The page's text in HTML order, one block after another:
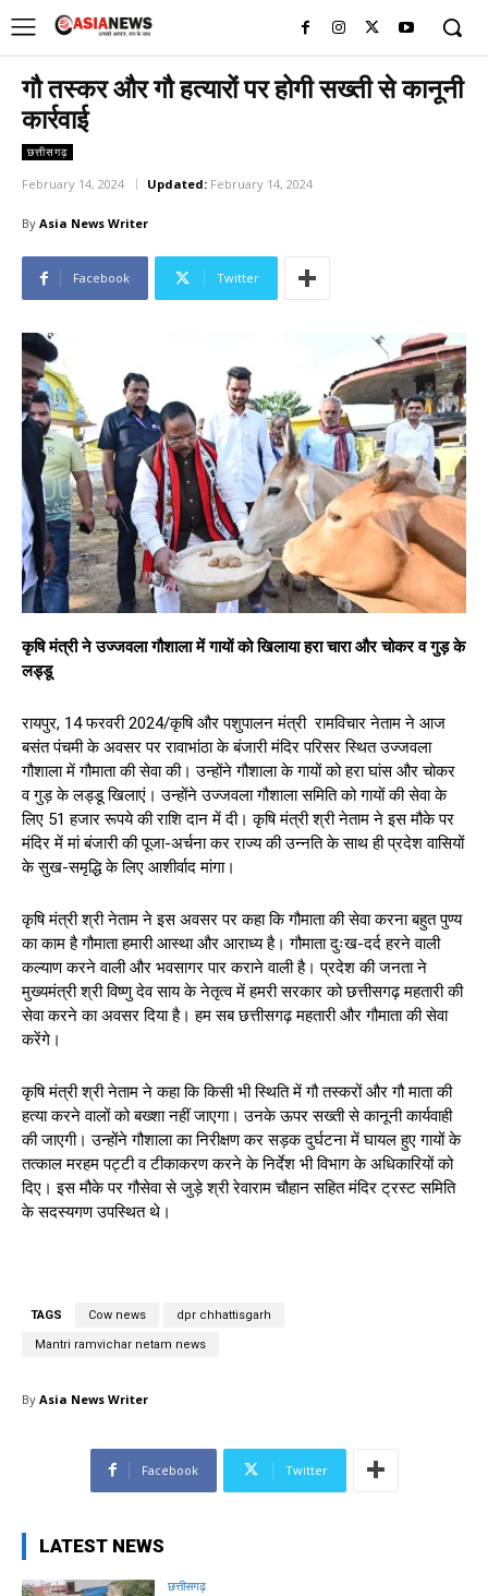
गौ तस्कर और गौ हत्यारों पर होगी सख्ती से कानूनी
कार्रवाई
छत्तीसगढ़
February 14, 2024 Updated: February 14, 2024
By Asia News Writer
Facebook Twitter
कृषि मंत्री ने उज्जवला गौशाला में गायों को खिलाया हरा चारा और चोकर व गुड़ के
लड्डू
रायपुर, 14 फरवरी 2024/कृषि और पशुपालन मंत्री रामविचार नेताम ने आज
बसंत पंचमी के अवसर पर रावाभांठा के बंजारी मंदिर परिसर स्थित उज्जवला
गौशाला में गौमाता की सेवा की। उन्होंने गौशाला के गायों को हरा घांस और चोकर
व गुड़ के लड्डू खिलाएं। उन्होंने उज्जवला गौशाला समिति को गायों की सेवा के
लिए 51 हजार रूपये की राशि दान में दी। कृषि मंत्री श्री नेताम ने इस मौके पर
मंदिर में मां बंजारी की पूजा-अर्चना कर राज्य की उन्नति के साथ ही प्रदेश वासियों
के सुख-समृद्धि के लिए आशीर्वाद मांगा।
कृषि मंत्री श्री नेताम ने इस अवसर पर कहा कि गौमाता की सेवा करना बहुत पुण्य
का काम है गौमाता हमारी आस्था और आराध्य है। गौमाता दुःख-दर्द हरने वाली
कल्याण करने वाली और भवसागर पार कराने वाली है। प्रदेश की जनता ने
मुख्यमंत्री श्री विष्णु देव साय के नेतृत्व में हमरी सरकार को छत्तीसगढ़ महतारी की
सेवा करने का अवसर दिया है। हम सब छत्तीसगढ़ महतारी और गौमाता की सेवा
करेंगे।
कृषि मंत्री श्री नेताम ने कहा कि किसी भी स्थिति में गौ तस्करों और गौ माता की
हत्या करने वालों को बख्शा नहीं जाएगा। उनके ऊपर सख्ती से कानूनी कार्यवाही
की जाएगी। उन्होंने गौशाला का निरीक्षण कर सड़क दुर्घटना में घायल हुए गायों के
तत्काल मरहम पट्टी व टीकाकरण करने के निर्देश भी विभाग के अधिकारियों को
दिए। इस मौके पर गौसेवा से जुड़े श्री रेवाराम चौहान सहित मंदिर ट्रस्ट समिति
के सदस्यगण उपस्थित थे।
TAGS Cow news dpr chhattisgarh
Mantri ramvichar netam news
By Asia News Writer
Facebook Twitter
LATEST NEWS
छत्तीसगढ़